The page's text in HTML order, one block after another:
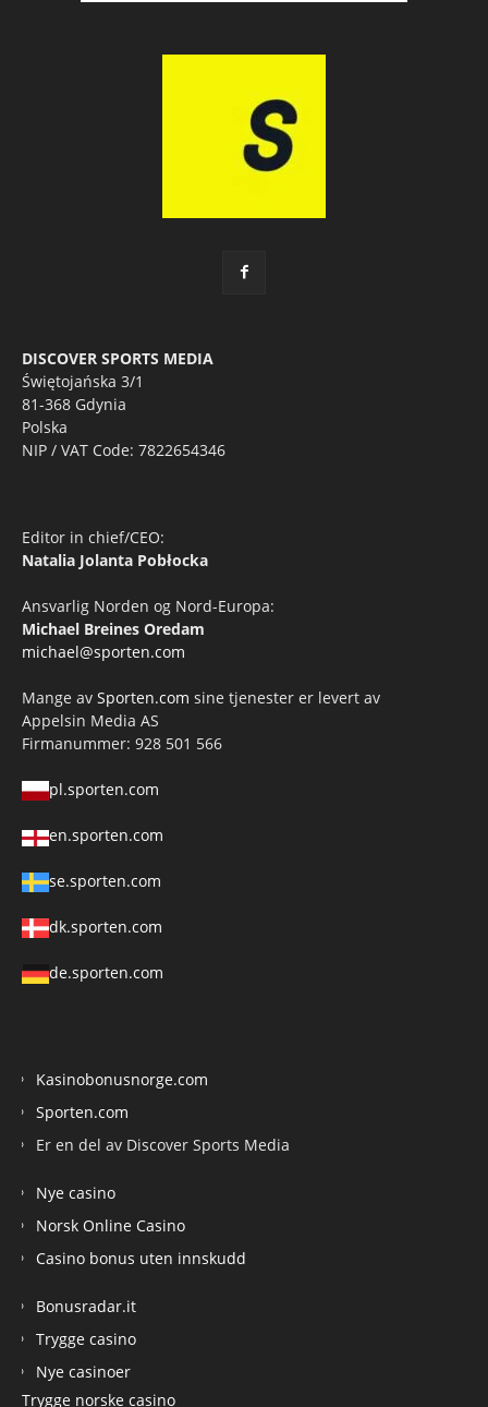
DISCOVER SPORTS MEDIA
Świętojańska 3/1
81-368 Gdynia
Polska
NIP / VAT Code: 7822654346
Editor in chief/CEO:
Natalia Jolanta Pobłocka
Ansvarlig Norden og Nord-Europa:
Michael Breines Oredam
michael@sporten.com
Mange av Sporten.com sine tjenester er levert av
Appelsin Media AS
Firmanummer: 928 501 566
pl.sporten.com
en.sporten.com
se.sporten.com
dk.sporten.com
de.sporten.com
Kasinobonusnorge.com
Sporten.com
Er en del av Discover Sports Media
Nye casino
Norsk Online Casino
Casino bonus uten innskudd
Bonusradar.it
Trygge casino
Nye casinoer
Trygge norske casino